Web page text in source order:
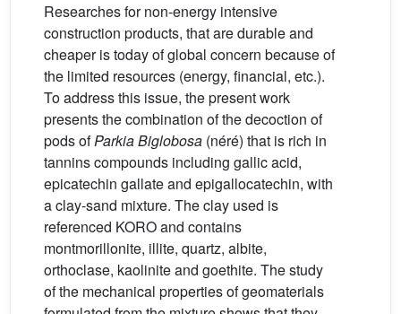
Researches for non-energy intensive
construction products, that are durable and
cheaper is today of global concern because of
the limited resources (energy, financial, etc.).
To address this issue, the present work
presents the combination of the decoction of
pods ofParkia Biglobosa (néré) that is rich in
tannins compounds including gallic acid,
epicatechin gallate and epigallocatechin, with
a clay-sand mixture. The clay used is
referenced KORO and contains
montmorillonite, illite, quartz, albite,
orthoclase, kaolinite and goethite. The study
of the mechanical properties of geomaterials